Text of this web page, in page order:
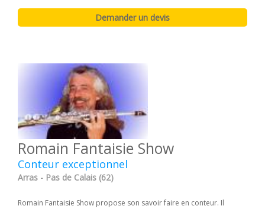
Romain Fantaisie Show
Conteur exceptionnel
Arras - Pas de Calais (62)
Romain Fantaisie Show propose son savoir faire en conteur. Il